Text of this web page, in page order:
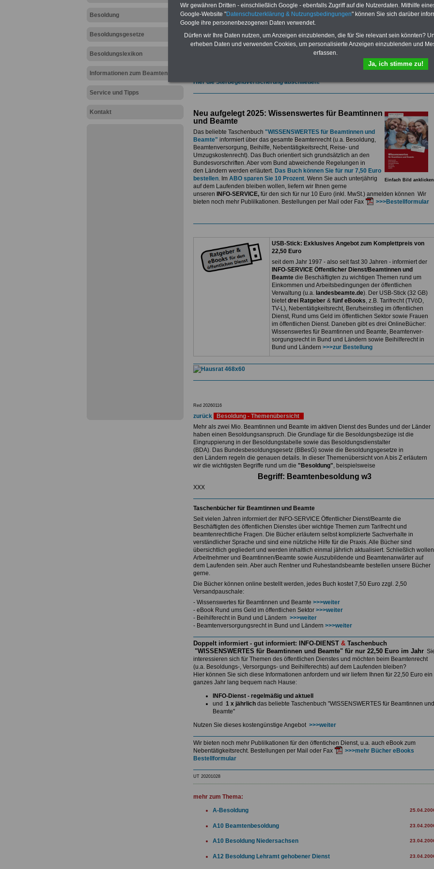
Besoldung
Besoldungsgesetze
Besoldungslexikon
Informationen zum Beamtenrecht
Service und Tipps
Kontakt
und ausdrucken:Wissenswertes zum Beamtenrecht, Besoldung, Versorgung,
Beihilfe sowieNebentätigkeitsrecht, Tarifrecht, Berufseinstieg und Frauen im
öffentlichen Dienst>>>mehr Informationen
ACHTUNG Nachzahlung für alle Beamtinnen und Beamten des Bundes wegen
amtsangemessener Alimentation
Teilweise 5-stellige Nachzahlungen für Beamtinnen & Beamte im Bund (mit Bahn,
Post, Telekom und Postbank) sowwie einigen Ländern durch die Neuordnung der
>>>zur (Vor)Bestellung
Hier die Sterbegeldverischerung abschließen!
Einfach Bild anklicken
Neu aufgelegt 2025: Wissenswertes für Beamtinnen
und Beamte
Das beliebte Taschenbuch "WISSENSWERTES für Beamtinnen und
Beamte" informiert über das gesamte Beamtenrecht (u.a. Besoldung,
Beamtenversorgung, Beihilfe, Nebentätigkeitsrecht, Reise- und
Umzugskostenrecht). Das Buch orientiert sich grundsätzlich an den
Bundesvorschriften. Aber vom Bund abweichende Regelungen in
den Ländern werden erläutert. Das Buch können Sie für nur 7,50 Euro
bestellen. Im ABO sparen Sie 10 Prozent. Wenn Sie auch unterjährig
auf dem Laufenden bleiben wollen, liefern wir Ihnen gerne
unseren
INFO-SERVICE, für den sich für nur 10 Euro (inkl. MwSt.) anmelden können Wir
bieten noch mehr Publilkationen. Bestellungen per Mail oder Fax
>>>Bestellformular
USB-Stick: Exklusives Angebot zum Komplettpreis von
22,50 Euro
seit dem Jahr 1997 - also seit fast 30 Jahren - informiert der
INFO-SERVICE Öffentlicher Dienst/Beamtinnen und
Beamtedie Beschäftigten zu wichtigen Themen rund um
Einkommen und Arbeitsbedingungen der öffentlichen
Verwaltung (u.a. landesbeamte.de). Der USB-Stick (32 GB)
bietetdrei Ratgeber& fünf eBooks, z.B. Tarifrecht (TVöD,
TV-L), Nebentätigkeitsrecht, Berufseinstieg im öffentlichen
Dienst, Rund ums Geld im öffentlichen Sektor sowie Frauen
im öffentlichen Dienst. Daneben gibt es drei OnlineBücher:
Wissenswertes für Beamtinnen und Beamte, Beamtenver-
sorgungsrecht in Bund und Ländern sowie Beihilferecht in
Bund und Ländern >>>zur Bestellung
Red 20260116
zurück
Besoldung - Themenübersicht
Mehr als zwei Mio. Beamtinnen und Beamte im aktiven Dienst des Bundes und der Länder
haben einen Besoldungsanspruch. Die Grundlage für die Besoldungsbezüge ist die
Eingruppierung in der Besoldungstabelle sowie das Besoldungsdienstalter
(BDA). Das Bundesbesoldungsgesetz (BBesG) sowie die Besoldungsgesetze in
den Ländern regeln die genauen details. In dieser Themenübersicht von A bis Z erläutern
wir die wichtigsten Begriffe rund um die "Besoldung", beispielsweise
Begriff: Beamtenbesoldung w3
XXX
Taschenbücher für Beamtinnen und Beamte
Seit vielen Jahren informiert der INFO-SERVICE Öffentlicher Dienst/Beamte die
Beschäftigten des öffentlichen Dienstes über wichtige Themen zum Tarifrecht und
beamtenrechtliche Fragen. Die Bücher erläutern selbst komplizierte Sachverhalte in
verständlicher Sprache und sind eine nützliche Hilfe für die Praxis. Alle Bücher sind
übersichtlich gegliedert und werden inhaltlich einmal jährlich aktualisiert. Schließlich wollen
Arbeitnehmer und Beamtinnen/Beamte sowie Auszubildende und Beamtenanwärter auf
dem Laufenden sein. Aber auch Rentner und Ruhestandsbeamte bestellen unsere Bücher
gerne.
Die Bücher können online bestellt werden, jedes Buch kostet 7,50 Euro zzgl. 2,50
Versandpauschale:
- Wissenswertes für Beamtinnen und Beamte >>>weiter
- eBook Rund ums Geld im öffentlichen Sektor >>>weiter
- Beihilferecht in Bund und Ländern >>>weiter
- Beamtenversorgungsrecht in Bund und Ländern >>>weiter
Doppelt informiert - gut informiert: INFO-DIENST &Taschenbuch
"WISSENSWERTES für Beamtinnen und Beamte" für nur 22,50 Euro im Jahr
interessieren sich für Themen des öffentlichen Dienstes und möchten beim Beamtenrecht
(u.a. Besoldungs-, Versorgungs- und Beihilferechts) auf dem Laufenden bleiben?
Hier können Sie sich diese Informationen anfordern und wir liefern Ihnen für 22,50 Euro ein
ganzes Jahr lang bequem nach Hause:
INFO-Dienst - regelmäßig und aktuell
und 1 x jährlich das beliebte Taschenbuch "WISSENSWERTES für Beamtinnen und
Beamte"
Nutzen Sie dieses kostengünstige Angebot >>>weiter
Wir bieten noch mehr Publilkationen für den öffentichen Dienst, u.a. auch eBook zum
Nebentätigkeitsrecht. Bestellungen per Mail oder Fax
>>>mehr Bücher eBooks
Bestellformular
UT 20201028
mehr zum Thema:
A-Besoldung
A10 Beamtenbesoldung
A10 Besoldung Niedersachsen
A12 Besoldung Lehramt gehobener Dienst
Wir gewähren Dritten - einschließlich Google - ebenfalls Zugriff auf die Nutzerdaten. Mithilfe
Google-Website "Datenschutzerklärung & Nutzungsbedingungen" können Sie sich darüber
Google ihre personenbezogenen Daten verwendet.
Dürfen wir Ihre Daten nutzen, um Anzeigen einzublenden, die für Sie relevant sein könnten?
erheben Daten und verwenden Cookies, um personalisierte Anzeigen einzublenden und
erfassen.
Ja, ich stimme zu!